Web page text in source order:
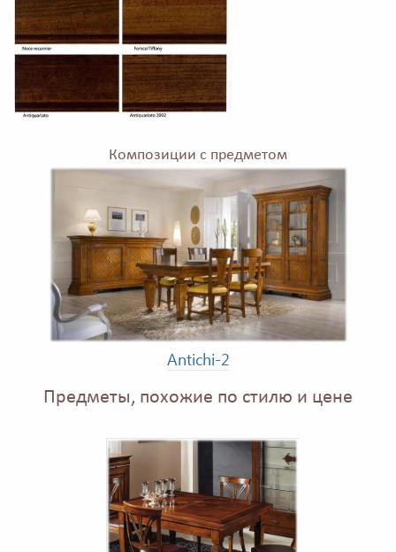
Композиции с предметом
Antichi-2
Предметы, похожие по стилю и цене